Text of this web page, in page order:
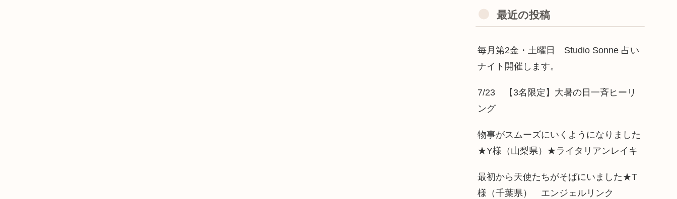
最近の投稿
毎月第2金・土曜日 Studio Sonne 占い
ナイト開催します。
7/23 【3名限定】大暑の日一斉ヒーリ
ング
物事がスムーズにいくようになりました
★Y様（山梨県）★ライタリアンレイキ
最初から天使たちがそばにいました★T
様（千葉県） エンジェルリンク